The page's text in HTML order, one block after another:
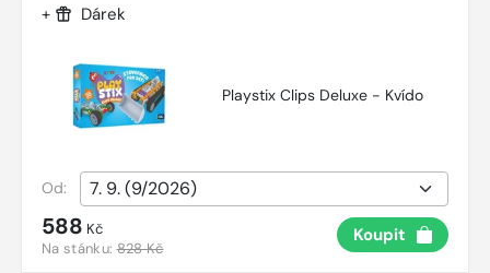
+ Dárek
Playstix Clips Deluxe - Kvído
Od:
588 Kč
Na stánku:828 Kč
Koupit